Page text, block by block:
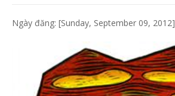
Ngày đăng: [Sunday, September 09, 2012]